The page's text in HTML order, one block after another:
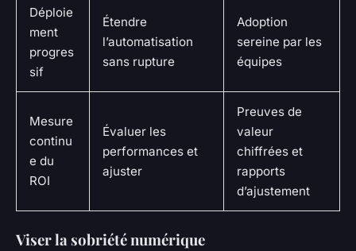
Déploie
ment
progres
sif
Étendre
l’automatisation
sans rupture
Adoption
sereine par les
équipes
Mesure
continu
e du
ROI
Évaluer les
performances et
ajuster
Preuves de
valeur
chiffrées et
rapports
d’ajustement
Viser la sobriété numérique